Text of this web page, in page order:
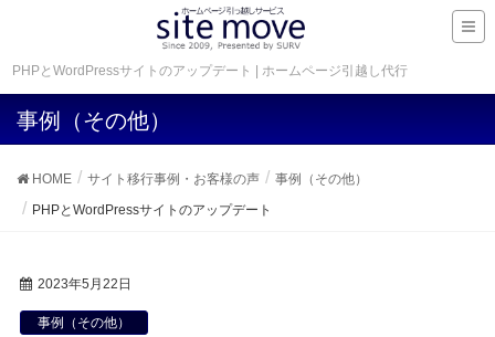
PHPとWordPressサイトのアップデート | ホームページ引越し代行
事例（その他）
HOME サイト移行事例・お客様の声
事例（その他）
PHPとWordPressサイトのアップデート
2023年5月22日
事例（その他）